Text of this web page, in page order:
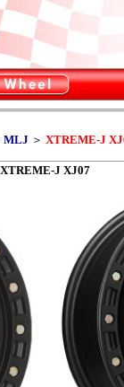
MLJ ＞ XTREME-J
XTREME-J XJ07